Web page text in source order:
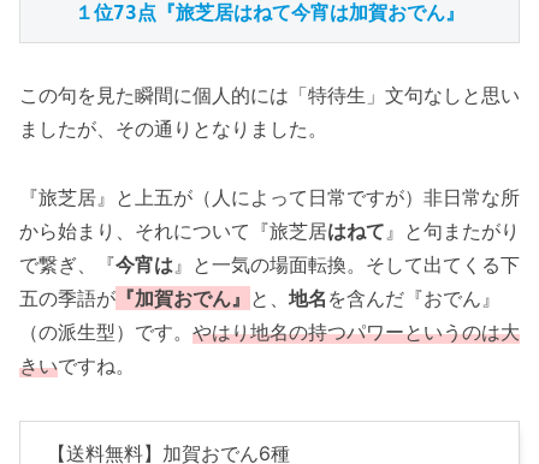
１位73点『旅芝居はねて今宵は加賀おでん』
この句を見た瞬間に個人的には「特待生」文句なしと思い
ましたが、その通りとなりました。
『旅芝居』と上五が（人によって日常ですが）非日常な所
から始まり、それについて『旅芝居はねて』と句またがり
で繋ぎ、『今宵は』と一気の場面転換。そして出てくる下
五の季語が 『加賀おでん』 と、 地名 を含んだ『おでん』
（の派生型）です。 やはり地名の持つパワーというのは大
きいですね。
【送料無料】加賀おでん6種